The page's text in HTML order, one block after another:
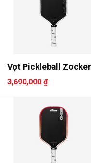
Vợt Pickleball Zocker
Power ..
3,690,000 ₫